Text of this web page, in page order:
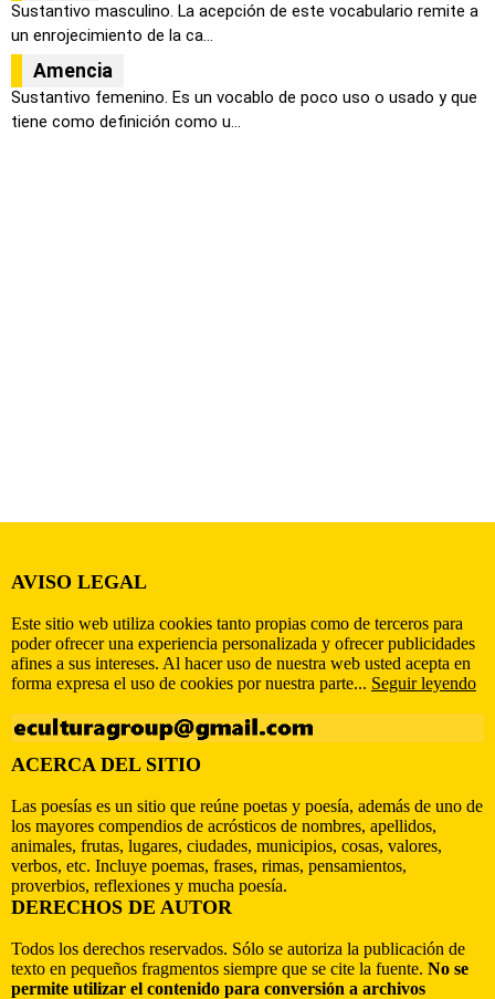
Sustantivo masculino. La acepción de este vocabulario remite a
un enrojecimiento de la ca...
Amencia
Sustantivo femenino. Es un vocablo de poco uso o usado y que
tiene como definición como u...
AVISO LEGAL
Este sitio web utiliza cookies tanto propias como de terceros para
poder ofrecer una experiencia personalizada y ofrecer publicidades
afines a sus intereses. Al hacer uso de nuestra web usted acepta en
forma expresa el uso de cookies por nuestra parte... Seguir leyendo
ACERCA DEL SITIO
Las poesías es un sitio que reúne poetas y poesía, además de uno de
los mayores compendios de acrósticos de nombres, apellidos,
animales, frutas, lugares, ciudades, municipios, cosas, valores,
verbos, etc. Incluye poemas, frases, rimas, pensamientos,
proverbios, reflexiones y mucha poesía.
DERECHOS DE AUTOR
Todos los derechos reservados. Sólo se autoriza la publicación de
texto en pequeños fragmentos siempre que se cite la fuente. No se
permite utilizar el contenido para conversión a archivos